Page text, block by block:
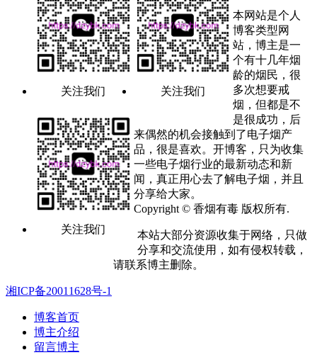
关注我们 关注我们
关注我们
本网站是个人
博客类型网
站，博主是一
个有十几年烟
龄的烟民，很
多次想要戒
烟，但都是不
是很成功，后
来偶然的机会接触到了电子烟产
品，很是喜欢。开博客，只为收集
一些电子烟行业的最新动态和新
闻，真正用心去了解电子烟，并且
分享给大家。
Copyright © 香烟有毒 版权所有.
本站大部分资源收集于网络，只做
分享和交流使用，如有侵权转载，
请联系博主删除。
湘ICP备20011628号-1
博客首页
博主介绍
留言博主